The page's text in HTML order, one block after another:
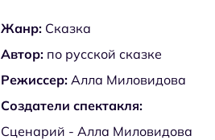
Жанр: Сказка
Автор: по русской сказке
Режиссер: Алла Миловидова
Создатели спектакля:
Сценарий - Алла Миловидова